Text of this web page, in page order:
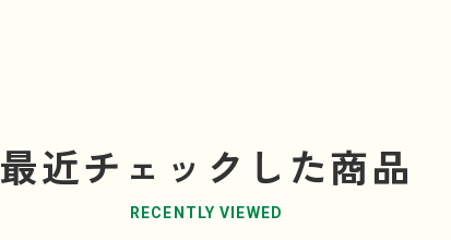
最近チェックした商品
RECENTLY VIEWED